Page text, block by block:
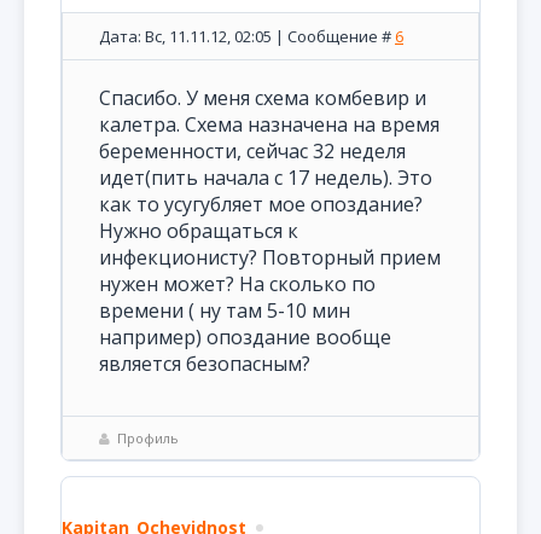
Дата: Вс, 11.11.12, 02:05 | Сообщение #6
Спасибо. У меня схема комбевир и
калетра. Схема назначена на время
беременности, сейчас 32 неделя
идет(пить начала с 17 недель). Это
как то усугубляет мое опоздание?
Нужно обращаться к
инфекционисту? Повторный прием
нужен может? На сколько по
времени ( ну там 5-10 мин
например) опоздание вообще
является безопасным?
Профиль
Kapitan_Ochevidnost